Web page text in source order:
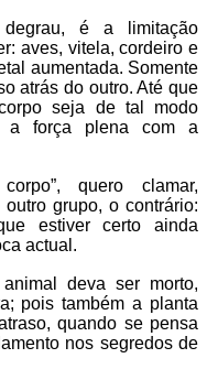
é a limitação
aves, vitela, cordeiro e
aumentada. Somente
atrás do outro. Até que
seja de tal modo
a força plena com a
quero clamar,
grupo, o contrário:
estiver certo ainda
actual.
deva ser morto,
pois também a planta
quando se pensa
nos segredos de